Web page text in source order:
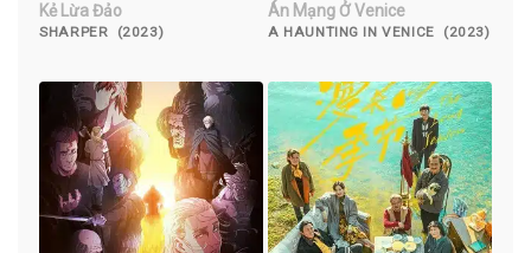
Kẻ Lừa Đảo
SHARPER (2023)
Án Mạng Ở Venice
A HAUNTING IN VENICE (2023)